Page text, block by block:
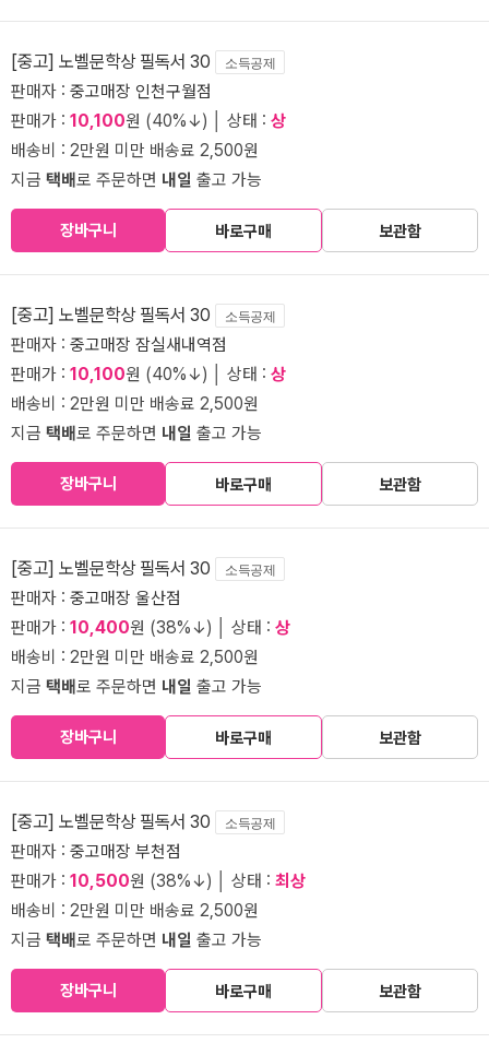
[중고] 노벨문학상 필독서 30 소득공제
판매자 : 중고매장 인천구월점
판매가 : 10,100원 (40%↓) │ 상태 : 상
배송비 : 2만원 미만 배송료 2,500원
지금 택배로 주문하면 내일 출고 가능
장바구니 바로구매 보관함
[중고] 노벨문학상 필독서 30 소득공제
판매자 : 중고매장 잠실새내역점
판매가 : 10,100원 (40%↓) │ 상태 : 상
배송비 : 2만원 미만 배송료 2,500원
지금 택배로 주문하면 내일 출고 가능
장바구니 바로구매 보관함
[중고] 노벨문학상 필독서 30 소득공제
판매자 : 중고매장 울산점
판매가 : 10,400원 (38%↓) │ 상태 : 상
배송비 : 2만원 미만 배송료 2,500원
지금 택배로 주문하면 내일 출고 가능
장바구니 바로구매 보관함
[중고] 노벨문학상 필독서 30 소득공제
판매자 : 중고매장 부천점
판매가 : 10,500원 (38%↓) │ 상태 : 최상
배송비 : 2만원 미만 배송료 2,500원
지금 택배로 주문하면 내일 출고 가능
장바구니 바로구매 보관함